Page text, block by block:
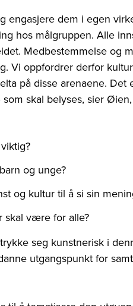
engasjere dem i egen
hos målgruppen. Alle
Medbestemmelse og
Vi oppfordrer derfor
på disse arenaene. Det
skal belyses, sier
og unge?
og kultur til å si sin
skal være for alle?
seg kunstnerisk i
utgangspunkt for